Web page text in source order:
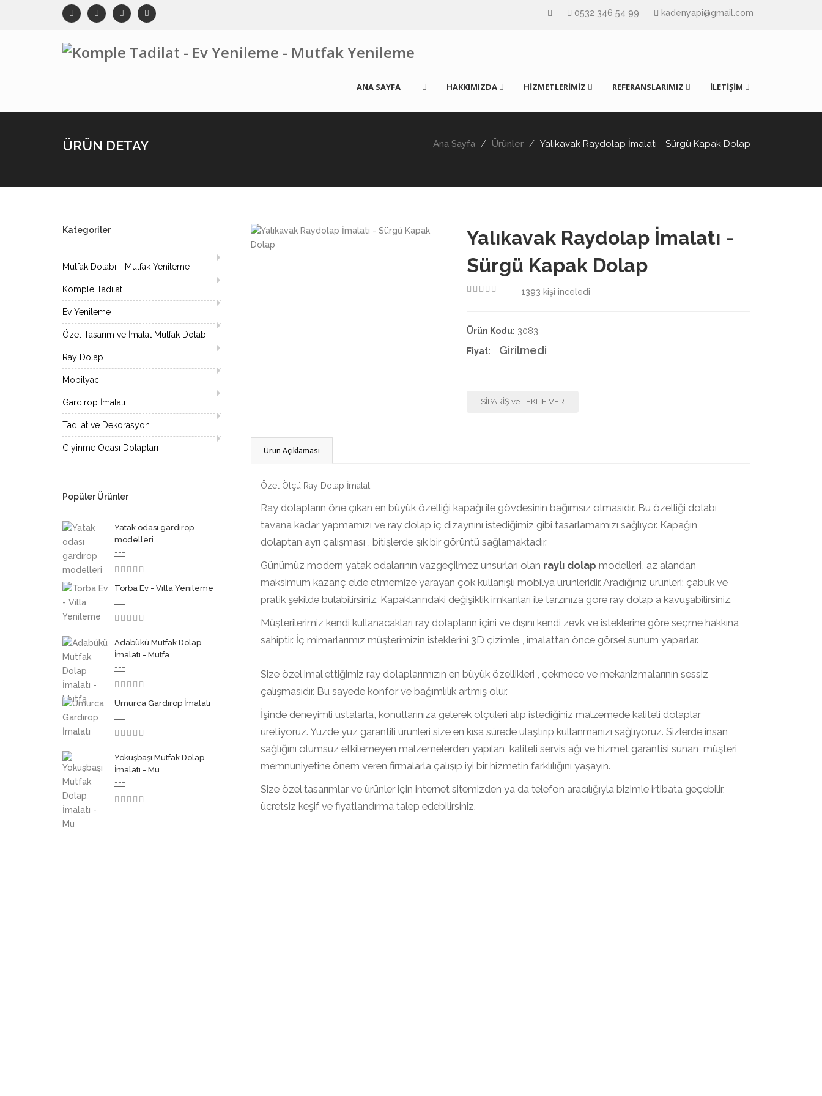
0532 346 54 99 kadenyapi@gmail.com
ANA SAYFA HAKKIMIZDA HİZMETLERİMİZ REFERANSLARIMIZ İLETİŞİM
ÜRÜN DETAY Ana Sayfa Ürünler Yalıkavak Raydolap İmalatı - Sürgü Kapak Dolap
Kategoriler
Mutfak Dolabı - Mutfak Yenileme
Komple Tadilat
Ev Yenileme
Özel Tasarım ve İmalat Mutfak Dolabı
Ray Dolap
Mobilyacı
Gardırop İmalatı
Tadilat ve Dekorasyon
Giyinme Odası Dolapları
Popüler Ürünler
Yatak odası gardırop
modelleri
---
3.50
Torba Ev - Villa Yenileme
---
Adabükü Mutfak Dolap
İmalatı - Mutfa
---
Umurca Gardırop İmalatı
---
Yokuşbaşı Mutfak Dolap
İmalatı - Mu
---
Yalıkavak Raydolap İmalatı -
Sürgü Kapak Dolap
1393 kişi inceledi
Ürün Kodu: 3083
Fiyat: Girilmedi
SİPARİŞ ve TEKLİF VER
Ürün Açıklaması
Özel Ölçü Ray Dolap İmalatı
Ray dolapların öne çıkan en büyük özelliği kapağı ile gövdesinin bağımsız olmasıdır. Bu özelliği dolabı
tavana kadar yapmamızı ve ray dolap iç dizaynını istediğimiz gibi tasarlamamızı sağlıyor. Kapağın
dolaptan ayrı çalışması , bitişlerde şık bir görüntü sağlamaktadır.
Günümüz modern yatak odalarının vazgeçilmez unsurları olan raylı dolap modelleri, az alandan
maksimum kazanç elde etmemize yarayan çok kullanışlı mobilya ürünleridir. Aradığınız ürünleri; çabuk ve
pratik şekilde bulabilirsiniz. Kapaklarındaki değişiklik imkanları ile tarzınıza göre ray dolap a kavuşabilirsiniz.
Müşterilerimiz kendi kullanacakları ray dolapların içini ve dışını kendi zevk ve isteklerine göre seçme hakkına
sahiptir. İç mimarlarımız müşterimizin isteklerini 3D çizimle , imalattan önce görsel sunum yaparlar.
Size özel imal ettiğimiz ray dolaplarımızın en büyük özellikleri , çekmece ve mekanizmalarının sessiz
çalışmasıdır. Bu sayede konfor ve bağımlılık artmış olur.
İşinde deneyimli ustalarla, konutlarınıza gelerek ölçüleri alıp istediğiniz malzemede kaliteli dolaplar
üretiyoruz. Yüzde yüz garantili ürünleri size en kısa sürede ulaştırıp kullanmanızı sağlıyoruz. Sizlerde insan
sağlığını olumsuz etkilemeyen malzemelerden yapılan, kaliteli servis ağı ve hizmet garantisi sunan, müşteri
memnuniyetine önem veren firmalarla çalışıp iyi bir hizmetin farklılığını yaşayın.
Size özel tasarımlar ve ürünler için internet sitemizden ya da telefon aracılığıyla bizimle irtibata geçebilir,
ücretsiz keşif ve fiyatlandırma talep edebilirsiniz.